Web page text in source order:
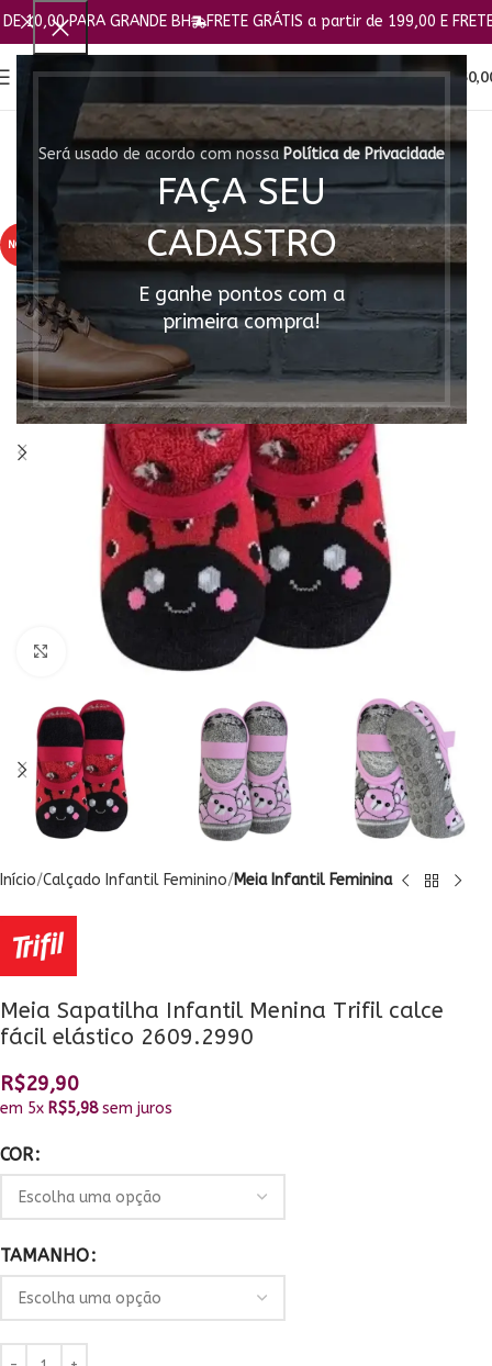
Será usado de acordo com nossaPolítica de Privacidade
FAÇA SEU
CADASTRO
E ganhe pontos com a
primeira compra!
MENU R$
NOVO
Clique para ampliar
Início Calçado Infantil Feminino Meia Infantil Feminina
Meia Sapatilha Infantil Menina Trifil calce
fácil elástico 2609.2990
R$29,90
em 5x R$5,98sem juros
COR
TAMANHO
PARA GRANDE BH FRETE GRÁTIS a partir de 199,00 E FRETE FIXO